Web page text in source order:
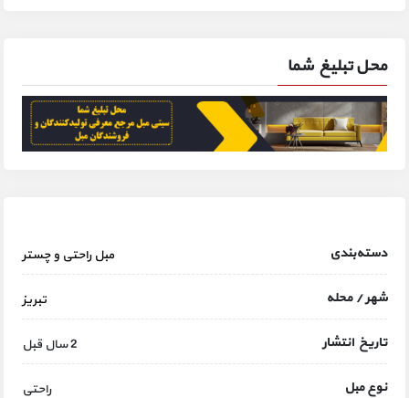
محل تبلیغ شما
دسته‌بندی مبل راحتی و چستر
شهر / محله تبریز
تاریخ انتشار 2 سال قبل
نوع مبل راحتی